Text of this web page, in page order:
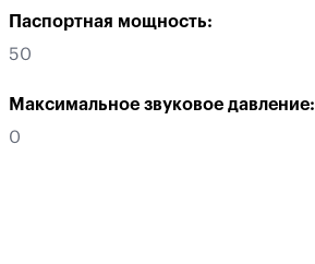
Паспортная мощность:
50
Максимальное звуковое давление:
0